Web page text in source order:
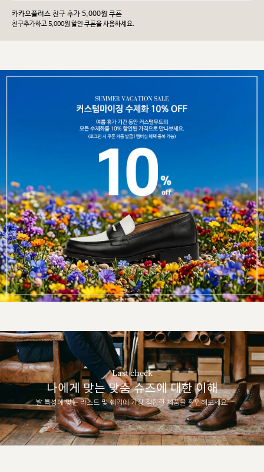
카카오플러스 친구 추가 5,000원 쿠폰
친구추가하고 5,000원 할인 쿠폰을 사용하세요.
Last check
나에게 맞는 맞춤 슈즈에 대한 이해
발 특성에 맞는 라스트 및 쉐입에 가장 적합한 제품을 확인해보세요.